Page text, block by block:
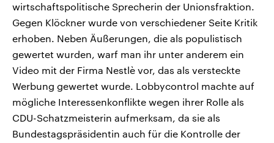
wirtschaftspolitische Sprecherin der Unionsfraktion.
Gegen Klöckner wurde von verschiedener Seite Kritik
erhoben. Neben Äußerungen, die als populistisch
gewertet wurden, warf man ihr unter anderem ein
Video mit der Firma Nestlè vor, das als versteckte
Werbung gewertet wurde. Lobbycontrol machte auf
mögliche Interessenkonflikte wegen ihrer Rolle als
CDU-Schatzmeisterin aufmerksam, da sie als
Bundestagspräsidentin auch für die Kontrolle der